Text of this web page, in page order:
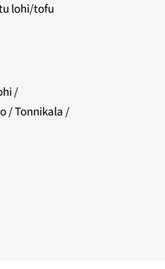
lohi/tofu
/
/ Tonnikala /